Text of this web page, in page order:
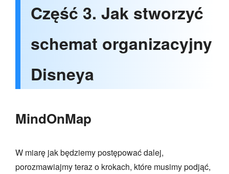
Część 3. Jak stworzyć
schemat organizacyjny
Disneya
MindOnMap
W miarę jak będziemy postępować dalej,
porozmawiajmy teraz o krokach, które musimy podjąć,